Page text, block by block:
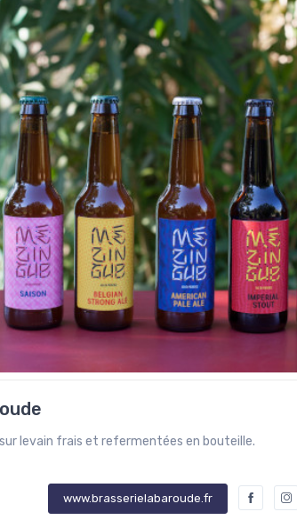
levain frais et refermentées en bouteille.
www.brasserielabaroude.fr